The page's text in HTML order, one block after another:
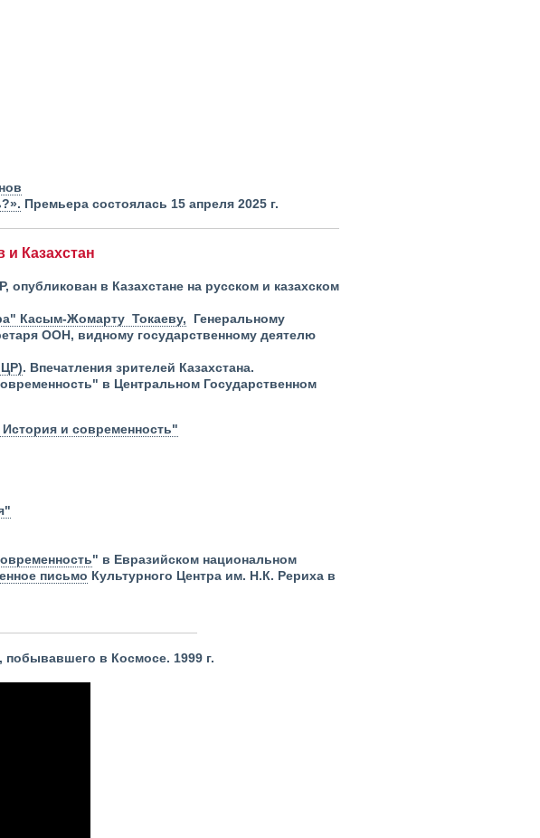
Премьера состоялась 15 апреля 2025 г.
Казахстан
опубликован в Казахстане на русском и казахском
Касым-Жомарту Токаеву, Генеральному
ООН, видному государственному деятелю
. Впечатления зрителей Казахстана.
в Центральном Государственном
и современность"
" в Евразийском национальном
письмо Культурного Центра им. Н.К. Рериха в
в Космосе. 1999 г.